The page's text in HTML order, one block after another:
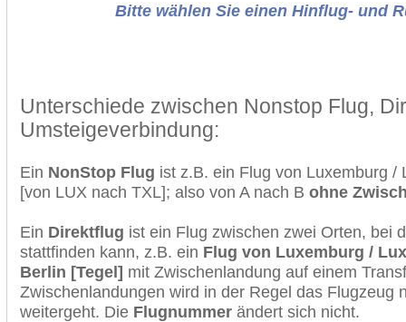
Bitte wählen Sie einen Hinflug- und
Unterschiede zwischen Nonstop Flug,
Umsteigeverbindung:
Ein NonStop Flug ist z.B. ein Flug von Luxemburg /
[von LUX nach TXL]; also von A nach B ohne
Ein Direktflug ist ein Flug zwischen zwei Orten, bei
stattfinden kann, z.B. ein Flug von Luxemburg /
Berlin [Tegel] mit Zwischenlandung auf einem
Zwischenlandungen wird in der Regel das Flugzeug
weitergeht. Die Flugnummer ändert sich nicht.